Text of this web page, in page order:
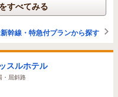
すべてみる
幹線・特急付プランから探す
スルホテル
・屈斜路